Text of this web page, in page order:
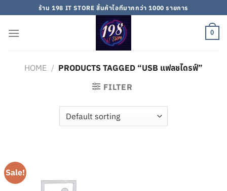
to
content
ร้าน 198 IT STORE สิ้นค้าไอทีมากกว่า 1000 รายการ
0
HOME / PRODUCTS TAGGED “USB แฟลชไดรฟ์”
FILTER
Sale!